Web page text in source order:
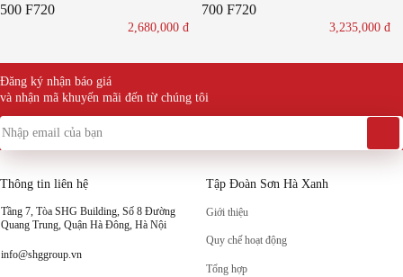
500 F720
2,680,000 đ
700 F720
3,235,000 đ
Đăng ký nhận báo giá
và nhận mã khuyến mãi đến từ chúng tôi
Thông tin liên hệ
Tầng 7, Tòa SHG Building, Số 8 Đường
Quang Trung, Quận Hà Đông, Hà Nội
info@shggroup.vn
Tập Đoàn Sơn Hà Xanh
Giới thiệu
Quy chế hoạt động
Tổng hợp